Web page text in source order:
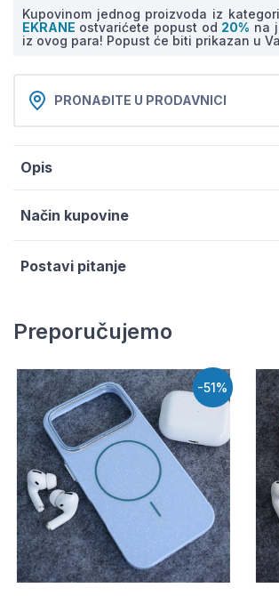
Kupovinom jednog proizvoda iz
EKRANE ostvarićete popust od 20% na
iz ovog para! Popust će biti prikazan u
PRONAĐITE U PRODAVNICI
Opis
Način kupovine
Postavi pitanje
Preporučujemo
-51%